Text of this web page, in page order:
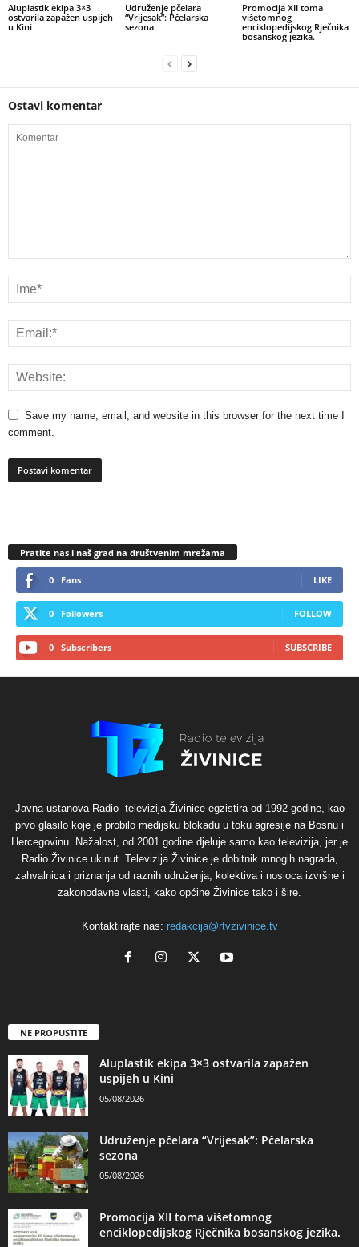
Aluplastik ekipa 3×3
ostvarila zapažen uspijeh
u Kini
Udruženje pčelara
“Vrijesak”: Pčelarska
sezona
Promocija XII toma
višetomnog
enciklopedijskog Rječnika
bosanskog jezika.
Ostavi komentar
Save my name, email, and website in this browser for the next time I
comment.
Pratite nas i naš grad na društvenim mrežama
0 Fans LIKE
0 Followers FOLLOW
0 Subscribers SUBSCRIBE
Javna ustanova Radio- televizija Živinice egzistira od 1992 godine, kao
prvo glasilo koje je probilo medijsku blokadu u toku agresije na Bosnu i
Hercegovinu. Nažalost, od 2001 godine djeluje samo kao televizija, jer je
Radio Živinice ukinut. Televizija Živinice je dobitnik mnogih nagrada,
zahvalnica i priznanja od raznih udruženja, kolektiva i nosioca izvršne i
zakonodavne vlasti, kako općine Živinice tako i šire.
Kontaktirajte nas: redakcija@rtvzivinice.tv
NE PROPUSTITE
Aluplastik ekipa 3×3 ostvarila zapažen
uspijeh u Kini
05/08/2026
Udruženje pčelara “Vrijesak”: Pčelarska
sezona
05/08/2026
Promocija XII toma višetomnog
enciklopedijskog Rječnika bosanskog jezika.